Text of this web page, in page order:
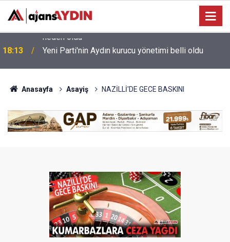
18:13 Yeni Parti'nin Aydın kurucu yönetimi belli oldu
Anasayfa Asayiş NAZİLLİ'DE GECE BASKINI